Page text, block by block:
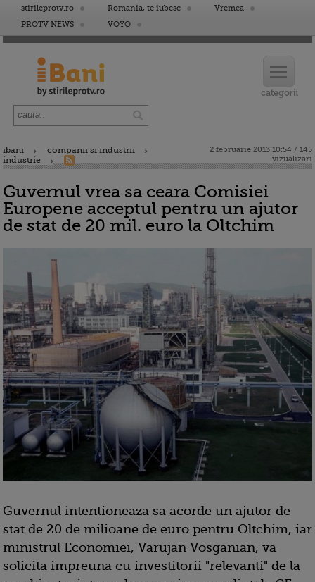
stirileprotv.ro Romania, te iubesc
Vremea
PROTV NEWS
VOYO
ibani
companii si industrii
industrie
2 februarie 2013 10:54 / 145
vizualizari
Guvernul vrea sa ceara Comisiei
Europene acceptul pentru un ajutor
de stat de 20 mil. euro la Oltchim
Guvernul intentioneaza sa acorde un ajutor de
stat de 20 de milioane de euro pentru Oltchim, iar
ministrul Economiei, Varujan Vosganian, va
solicita impreuna cu investitorii "relevanti" de la